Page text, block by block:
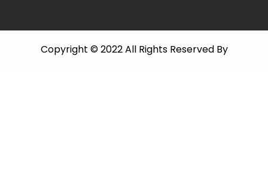
Copyright © 2022 All Rights Reserved By